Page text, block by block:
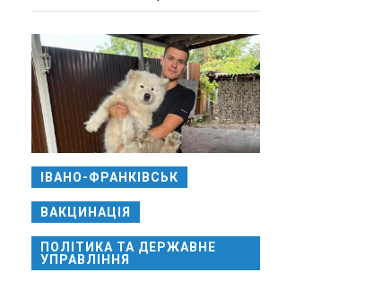
ІВАНО-ФРАНКІВСЬК
ВАКЦИНАЦІЯ
ПОЛІТИКА ТА ДЕРЖАВНЕ
УПРАВЛІННЯ